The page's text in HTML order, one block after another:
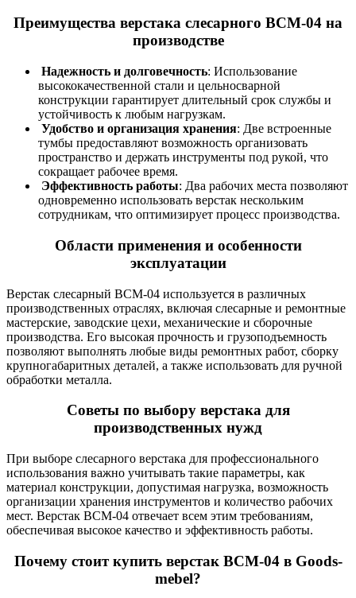
Преимущества верстака слесарного ВСМ-04 на
производстве
Надежность и долговечность: Использование
высококачественной стали и цельносварной
конструкции гарантирует длительный срок службы и
устойчивость к любым нагрузкам.
Удобство и организация хранения: Две встроенные
тумбы предоставляют возможность организовать
пространство и держать инструменты под рукой, что
сокращает рабочее время.
Эффективность работы: Два рабочих места позволяют
одновременно использовать верстак нескольким
сотрудникам, что оптимизирует процесс производства.
Области применения и особенности
эксплуатации
Верстак слесарный ВСМ-04 используется в различных
производственных отраслях, включая слесарные и ремонтные
мастерские, заводские цехи, механические и сборочные
производства. Его высокая прочность и грузоподъемность
позволяют выполнять любые виды ремонтных работ, сборку
крупногабаритных деталей, а также использовать для ручной
обработки металла.
Советы по выбору верстака для
производственных нужд
При выборе слесарного верстака для профессионального
использования важно учитывать такие параметры, как
материал конструкции, допустимая нагрузка, возможность
организации хранения инструментов и количество рабочих
мест. Верстак ВСМ-04 отвечает всем этим требованиям,
обеспечивая высокое качество и эффективность работы.
Почему стоит купить верстак ВСМ-04 в Goods-
mebel?